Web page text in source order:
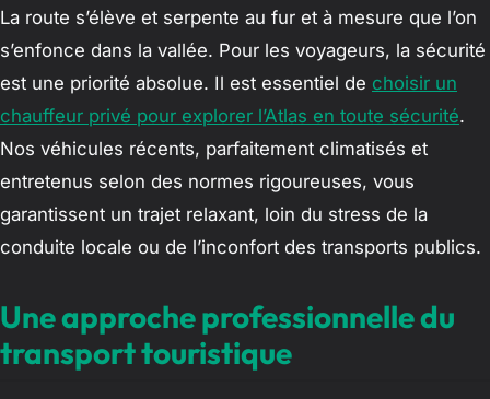
La route s’élève et serpente au fur et à mesure que l’on
s’enfonce dans la vallée. Pour les voyageurs, la sécurité
est une priorité absolue. Il est essentiel de choisir un
chauffeur privé pour explorer l’Atlas en toute sécurité.
Nos véhicules récents, parfaitement climatisés et
entretenus selon des normes rigoureuses, vous
garantissent un trajet relaxant, loin du stress de la
conduite locale ou de l’inconfort des transports publics.
Une approche professionnelle du
transport touristique